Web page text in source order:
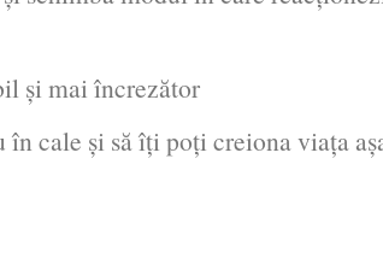
și mai încrezător
cale şi să îţi poţi creiona viaţa